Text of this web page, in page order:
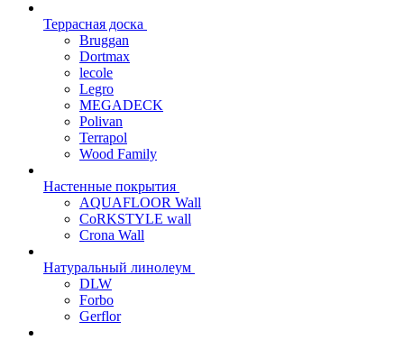
Террасная доска
Bruggan
Dortmax
lecole
Legro
MEGADECK
Polivan
Terrapol
Wood Family
Настенные покрытия
AQUAFLOOR Wall
CoRKSTYLE wall
Crona Wall
Натуральный линолеум
DLW
Forbo
Gerflor